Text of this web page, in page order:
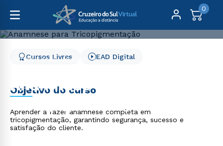
0
Cursos Livres
Saúde
Anamnese para
Tricopigmentação
Cursos Livres EAD Digital
Objetivo do curso
Aprender a fazer anamnese completa em
tricopigmentação, garantindo segurança, sucesso e
satisfação do cliente.